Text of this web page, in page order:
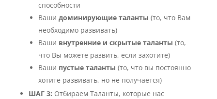
способности
Ваши доминирующие таланты (то, что Вам
необходимо развивать)
Ваши внутренние и скрытые таланты (то,
что Вы можете развить, если захотите)
Ваши пустые таланты (то, что вы постоянно
хотите развивать, но не получается)
ШАГ 3: Отбираем Таланты, которые нас